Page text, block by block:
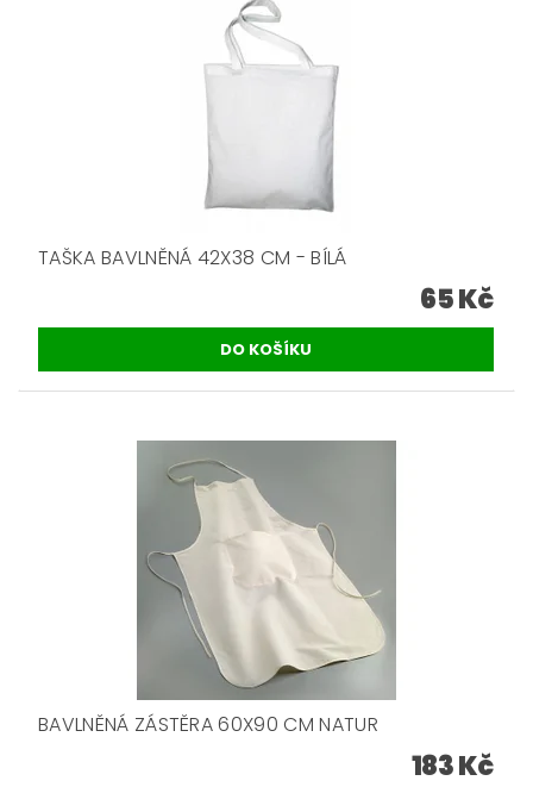
TAŠKA BAVLNĚNÁ 42X38 CM - BÍLÁ
65 Kč
BAVLNĚNÁ ZÁSTĚRA 60X90 CM NATUR
183 Kč